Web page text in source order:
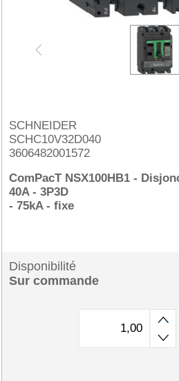
SCHNEIDER
SCHC10V32D040
3606482001572
ComPacT NSX100HB1 -
40A - 3P3D
- 75kA - fixe
Disponibilité
Sur commande